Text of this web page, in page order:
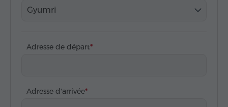
Gyumri
Adresse de départ
Adresse d'arrivée